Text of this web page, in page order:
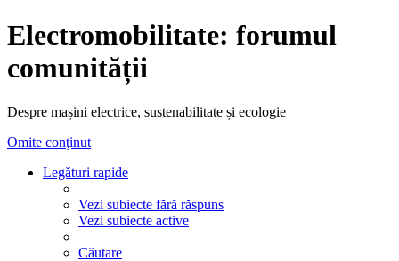
Electromobilitate: forumul
comunității
Despre mașini electrice, sustenabilitate și ecologie
Omite conţinut
Legături rapide
Vezi subiecte fără răspuns
Vezi subiecte active
Căutare